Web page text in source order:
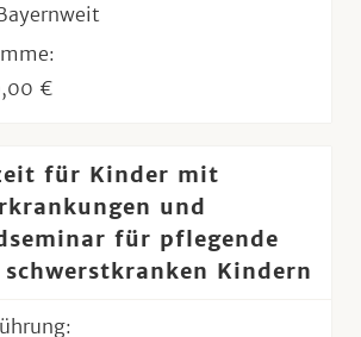
€
für Kinder mit
und
für pflegende
Kindern